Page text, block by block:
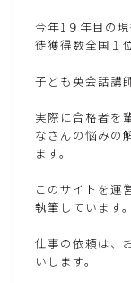
検索はこちらか
プロフィール
今年1９年目の
徒獲得数全国１
子ども英会話講
実際に合格者を
なさんの悩みの
ます。
このサイトを運
執筆しています。
仕事の依頼は、
いします。